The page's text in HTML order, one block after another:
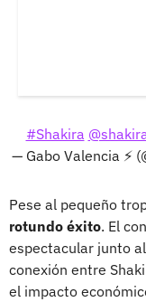
#Shakira
— Gabo Valencia ⚡
Pese al pequeño
rotundo éxito. El
espectacular junto al
conexión entre
el impacto